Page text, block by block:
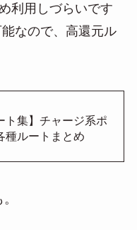
利用しづらいです
なので、高還元ル
ト集】チャージ系ポ
種ルートまとめ